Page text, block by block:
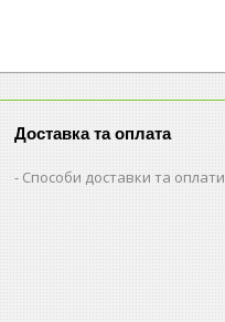
Доставка та оплата
Способи доставки та оплати